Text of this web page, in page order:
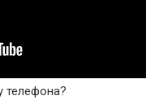
телефона?